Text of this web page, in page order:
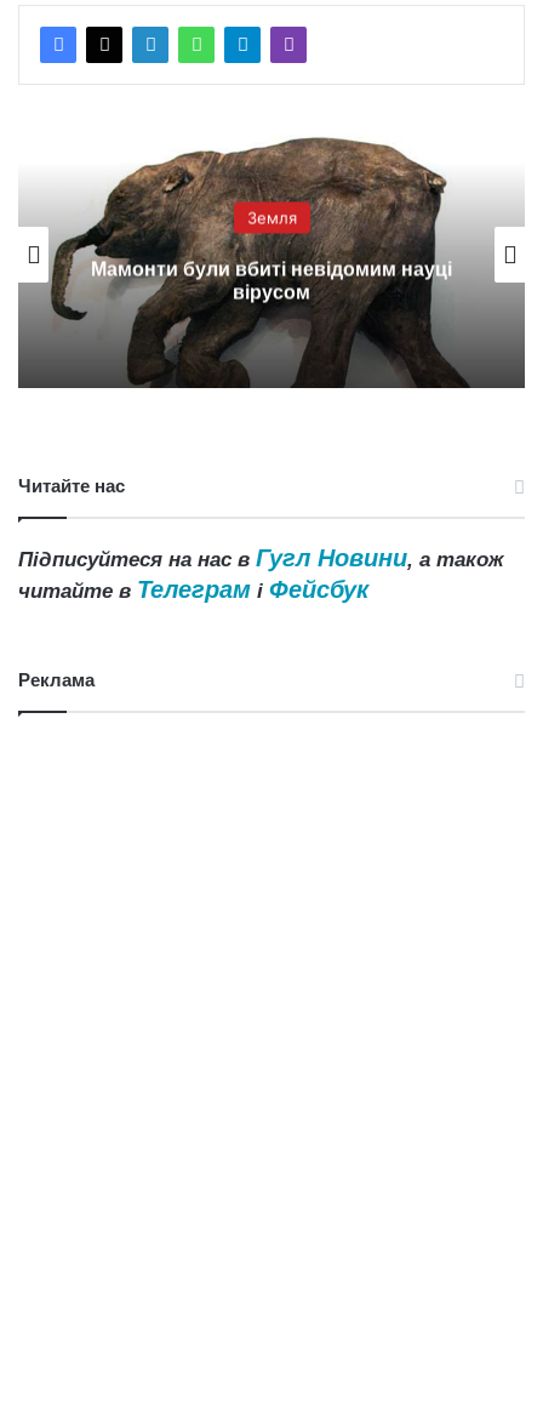
Земля
Мамонти були вбиті невідомим науці
вірусом
Читайте нас
Підписуйтеся на нас в Гугл Новини, а також
читайте в Телеграм і Фейсбук
Реклама